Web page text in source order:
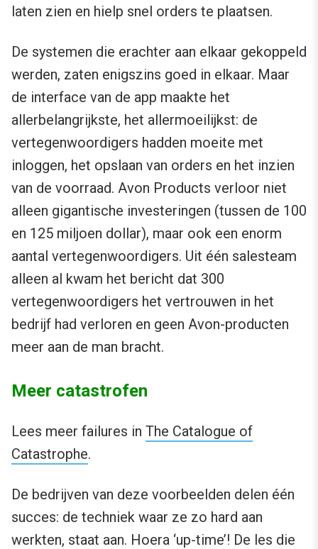
laten zien en hielp snel orders te plaatsen.
De systemen die erachter aan elkaar gekoppeld
werden, zaten enigszins goed in elkaar. Maar
de interface van de app maakte het
allerbelangrijkste, het allermoeilijkst: de
vertegenwoordigers hadden moeite met
inloggen, het opslaan van orders en het inzien
van de voorraad. Avon Products verloor niet
alleen gigantische investeringen (tussen de 100
en 125 miljoen dollar), maar ook een enorm
aantal vertegenwoordigers. Uit één salesteam
alleen al kwam het bericht dat 300
vertegenwoordigers het vertrouwen in het
bedrijf had verloren en geen Avon-producten
meer aan de man bracht.
Meer catastrofen
Lees meer failures in The Catalogue of
Catastrophe.
De bedrijven van deze voorbeelden delen één
succes: de techniek waar ze zo hard aan
werkten, staat aan. Hoera ‘up-time’! De les die